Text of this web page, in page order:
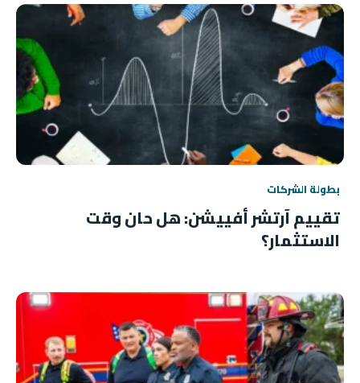
بطولة الشركات
تقييم آرتشر أفييشن: هل حان وقت
الاستثمار؟